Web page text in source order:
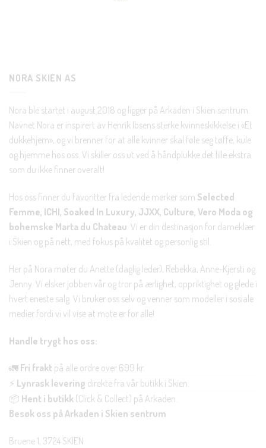
NORA SKIEN AS
Nora ble startet i august 2018 og ligger på Arkaden i Skien sentrum.
Navnet Nora er inspirert av Henrik Ibsens sterke kvinneskikkelse i «Et
dukkehjem», og vi brenner for at alle kvinner skal føle seg tøffe, kule
og hjemme hos oss. Vi skiller oss ut ved å håndplukke det lille ekstra
som du ikke finner overalt!
Hos oss finner du favoritter fra ledende merker som Selected
Femme, ICHI, Soaked In Luxury, JJXX, Culture, Vero Moda og
bohemske Marta du Chateau . Vi er din destinasjon for dameklær
i Skien og på nett, med fokus på kvalitet og personlig stil.
Her på Nora møter du Anette (daglig leder), Rebekka, Anne-Kjersti og
Jenny. Vi elsker jobben vår og tror på ærlighet, oppriktighet og glede i
hvert eneste salg. Vi bruker oss selv og venner som modeller i sosiale
medier fordi vi vil vise at mote er for alle!
Handle trygt hos oss:
🚛 Fri frakt på alle ordre over 699 kr.
⚡ Lynrask levering direkte fra vår butikk i Skien.
📦 Hent i butikk (Click & Collect) på Arkaden.
Besøk oss på Arkaden i Skien sentrum
Bruene 1, 3724 SKIEN
Nei takk, Jeg er ikke interessert